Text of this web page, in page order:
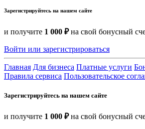
Зарегистрируйтесь на нашем сайте
и получите 1 000 ₽на свой бонусный
Войти или зарегистрироваться
Главная Для бизнеса Платные услуги
Правила сервиса Пользовательское
Зарегистрируйтесь на нашем сайте
и получите 1 000 ₽на свой бонусный